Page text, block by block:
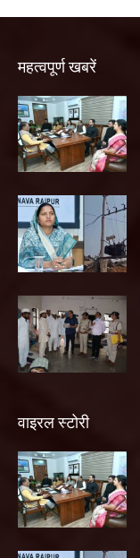
महत्वपूर्ण खबरें
वाइरल स्टोरी